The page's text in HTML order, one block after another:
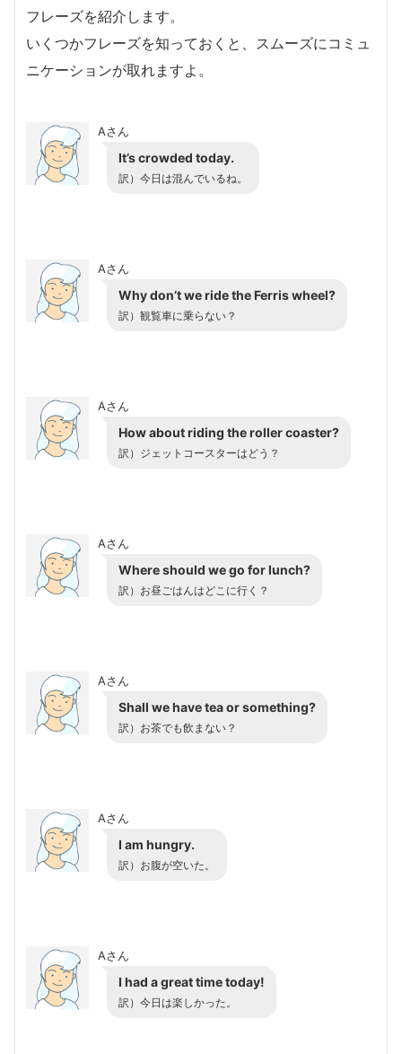
フレーズを紹介します。
いくつかフレーズを知っておくと、スムーズにコミュ
ニケーションが取れますよ。
Aさん
It’s crowded today.
訳）今日は混んでいるね。
Aさん
Why don’t we ride the Ferris wheel?
訳）観覧車に乗らない？
Aさん
How about riding the roller coaster?
訳）ジェットコースターはどう？
Aさん
Where should we go for lunch?
訳）お昼ごはんはどこに行く？
Aさん
Shall we have tea or something?
訳）お茶でも飲まない？
Aさん
I am hungry.
訳）お腹が空いた。
Aさん
I had a great time today!
訳）今日は楽しかった。